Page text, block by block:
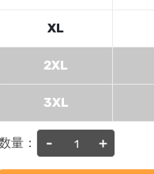
XL
2XL
3XL
量： - +